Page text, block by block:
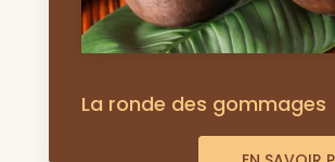
La ronde des gommages